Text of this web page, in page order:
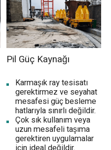
Pil Güç Kaynağı
Karmaşık ray tesisatı
gerektirmez ve seyahat
mesafesi güç besleme
hatlarıyla sınırlı değildir.
Çok sık kullanım veya
uzun mesafeli taşıma
gerektiren uygulamalar